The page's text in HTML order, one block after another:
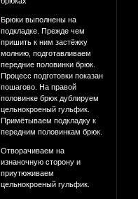
Брюки выполнены на
подкладке. Прежде чем
пришить к ним застёжку
молнию, подготавливаем
передние половинки брюк.
Процесс подготовки показан
пошагово. На правой
половинке брюк дублируем
цельнокроеный гульфик.
Примётываем подкладку к
передним половинкам брюк.
Отворачиваем на
изнаночную сторону и
приутюживаем
цельнокроеный гульфик.